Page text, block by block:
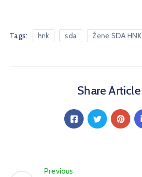
Tags: hnk sda Žene SDA HNK
Share Article
Previous